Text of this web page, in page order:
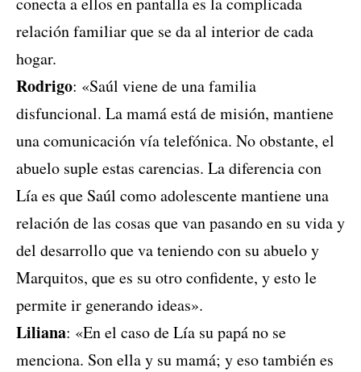
relación familiar que se da al interior de cada
hogar.
Rodrigo: «Saúl viene de una familia
disfuncional. La mamá está de misión, mantiene
una comunicación vía telefónica. No obstante, el
abuelo suple estas carencias. La diferencia con
Lía es que Saúl como adolescente mantiene una
relación de las cosas que van pasando en su vida y
del desarrollo que va teniendo con su abuelo y
Marquitos, que es su otro confidente, y esto le
permite ir generando ideas».
Liliana: «En el caso de Lía su papá no se
menciona. Son ella y su mamá; y eso también es